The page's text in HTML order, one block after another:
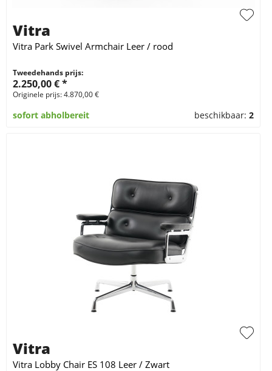
Vitra
Vitra Park Swivel Armchair Leer / rood
Tweedehands prijs:
2.250,00 € *
Originele prijs: 4.870,00 €
sofort abholbereit beschikbaar:2
Vitra
Vitra Lobby Chair ES 108 Leer / Zwart